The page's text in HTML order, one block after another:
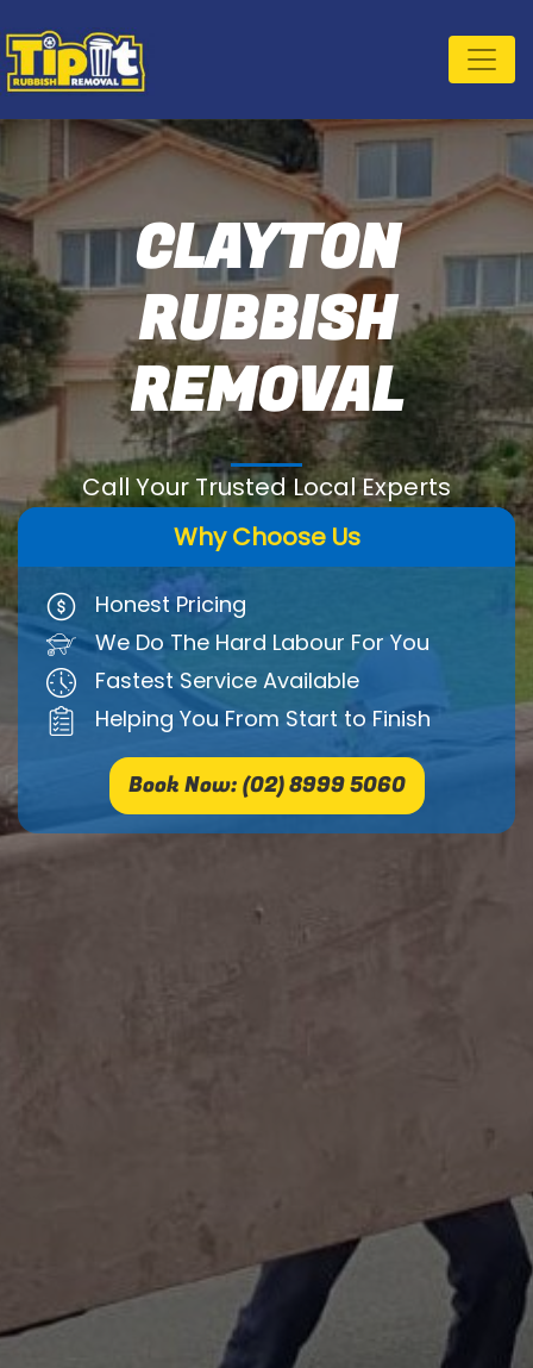
CLAYTON
RUBBISH
REMOVAL
Call Your Trusted Local Experts
Why Choose Us
Honest Pricing
We Do The Hard Labour For You
Fastest Service Available
Helping You From Start to Finish
Book Now: (02) 8999 5060